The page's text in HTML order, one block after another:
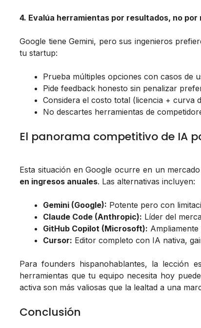
4. Evalúa herramientas por resultados, no por
Google tiene Gemini, pero sus ingenieros
tu startup:
Prueba múltiples opciones con casos de
Pide feedback honesto sin penalizar
Considera el costo total (licencia + curva
No descartes herramientas de
El panorama competitivo de IA
Esta situación en Google ocurre en un
en ingresos anuales. Las alternativas incluyen:
Gemini (Google): Potente pero con
Claude Code (Anthropic): Líder del
GitHub Copilot (Microsoft):
Cursor: Editor completo con IA nativa,
Para founders hispanohablantes, la lección
herramientas que tu equipo necesita hoy
activa son más valiosas que la lealtad a una
Conclusión